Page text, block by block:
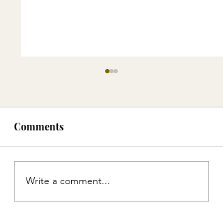
Green Smoothie -
Energjia e gjelbër
Comments
Write a comment...